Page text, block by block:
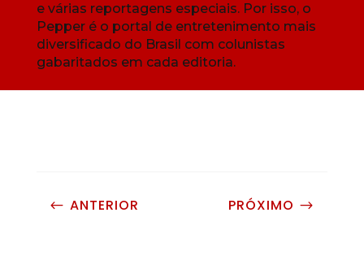
e várias reportagens especiais. Por isso, o
Pepper é o portal de entretenimento mais
diversificado do Brasil com colunistas
gabaritados em cada editoria.
# ANTERIOR PRÓXIMO $